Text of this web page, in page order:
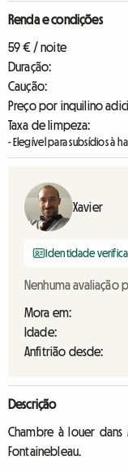
Renda e condições
59 € / noite
Duração:
Caução:
Preço por inquilino
Taxa de limpeza:
- Elegível para subsídios à
Xavier
Identidade
Nenhuma avaliação
Mora em:
Idade:
Anfitrião desde:
Descrição
Chambre à louer
Fontainebleau.